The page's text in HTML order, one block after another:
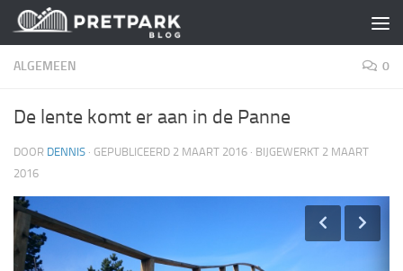
Skip to content
ALGEMEEN 0
De lente komt er aan in de Panne
DOOR DENNIS · GEPUBLICEERD 2 MAART 2016 · BIJGEWERKT 2 MAART
2016